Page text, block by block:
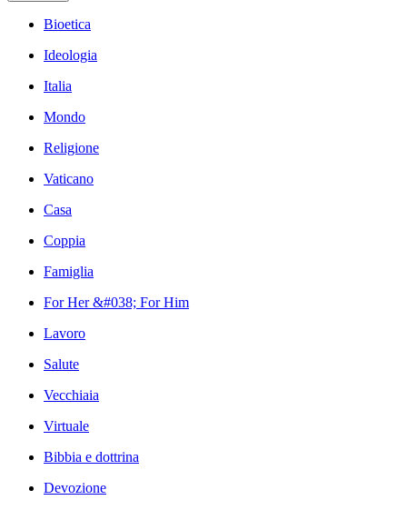
Bioetica
Ideologia
Italia
Mondo
Religione
Vaticano
Casa
Coppia
Famiglia
For Her &#038; For Him
Lavoro
Salute
Vecchiaia
Virtuale
Bibbia e dottrina
Devozione